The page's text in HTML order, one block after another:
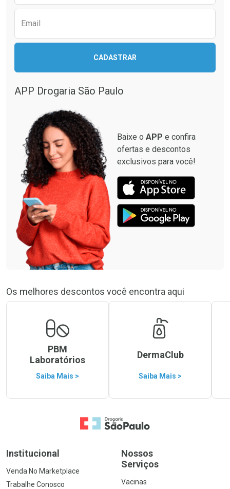
Email
CADASTRAR
APP Drogaria São Paulo
Baixe o APP e confira
ofertas e descontos
exclusivos para você!
Os melhores descontos você encontra aqui
PBM
Laboratórios
Saiba Mais >
DermaClub
Saiba Mais >
Ir para a Home
Institucional
Venda No Marketplace
Trabalhe Conosco
Nossos
Serviços
Vacinas